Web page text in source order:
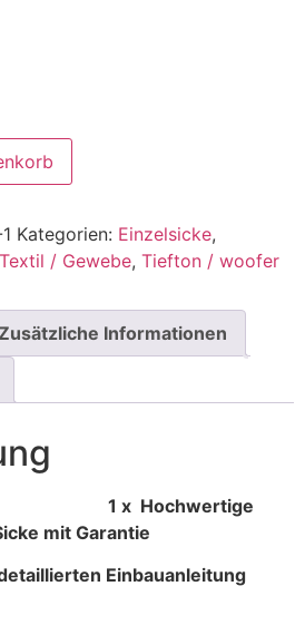
Kategorien: Einzelsicke,
Textil / Gewebe, Tiefton / woofer
Zusätzliche Informationen
mit Garantie
Einbauanleitung